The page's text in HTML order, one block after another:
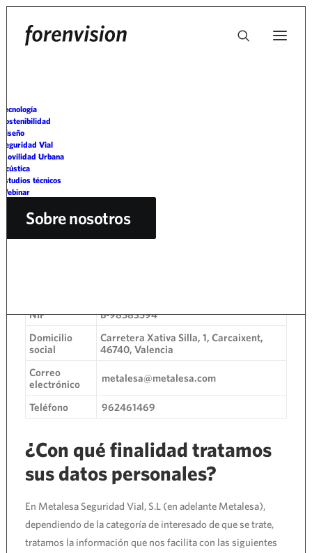
Tecnología
Sostenibilidad
Diseño
Seguridad Vial
Movilidad Urbana
Acústica
Estudios técnicos
Webinar
Sobre nosotros
Política de privacidad
Siguiendo los principios de licitud, lealtad y transparencia,
ponemos a su disposición la presente Política de Privacidad.
¿Quién es el Responsable del
NIF
B-98583594
Domicilio
social
Carretera Xativa Silla, 1, Carcaixent,
46740, Valencia
Correo
electrónico
metalesa@metalesa.com
Teléfono 962461469
¿Con qué finalidad tratamos
sus datos personales?
En Metalesa Seguridad Vial, S.L (en adelante Metalesa),
dependiendo de la categoría de interesado de que se trate,
tratamos la información que nos facilita con las siguientes